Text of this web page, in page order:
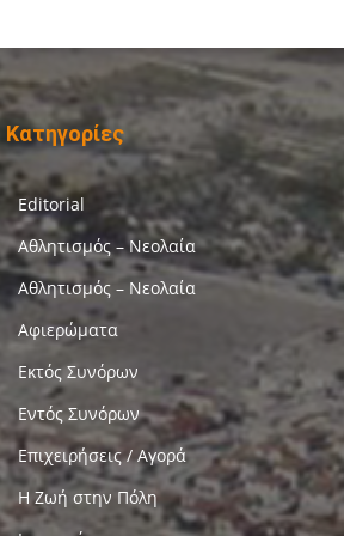
Κατηγορίες
Editorial
Αθλητισμός – Νεολαία
Αθλητισμός – Νεολαία
Αφιερώματα
Εκτός Συνόρων
Εντός Συνόρων
Επιχειρήσεις / Αγορά
Η Ζωή στην Πόλη